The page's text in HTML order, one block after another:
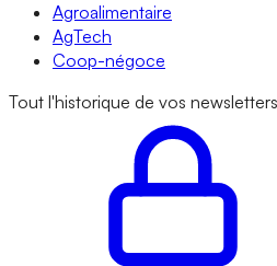
Agroalimentaire
AgTech
Coop-négoce
Tout l'historique de vos